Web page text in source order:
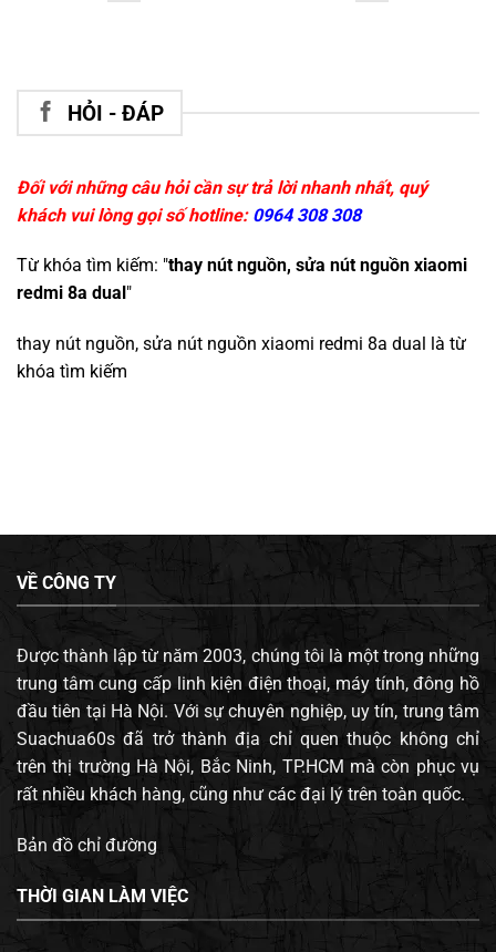
HỎI - ĐÁP
Đối với những câu hỏi cần sự trả lời nhanh nhất, quý
khách vui lòng gọi số hotline: 0964 308 308
Từ khóa tìm kiếm: "thay nút nguồn, sửa nút nguồn xiaomi
redmi 8a dual "
thay nút nguồn, sửa nút nguồn xiaomi redmi 8a dual là từ
khóa tìm kiếm
VỀ CÔNG TY
Được thành lập từ năm 2003, chúng tôi là một trong những
trung tâm cung cấp linh kiện điện thoại, máy tính, đông hồ
đầu tiên tại Hà Nội. Với sự chuyên nghiệp, uy tín, trung tâm
Suachua60s đã trở thành địa chỉ quen thuộc không chỉ
trên thị trường Hà Nội, Bắc Ninh, TP.HCM mà còn phục vụ
rất nhiều khách hàng, cũng như các đại lý trên toàn quốc.
Bản đồ chỉ đường
THỜI GIAN LÀM VIỆC